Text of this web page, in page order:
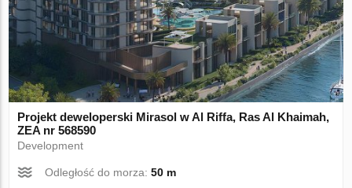
Projekt deweloperski Mirasol w Al Riffa, Ras Al Khaimah,
ZEA nr 568590
Development
Odległość do morza:50 m